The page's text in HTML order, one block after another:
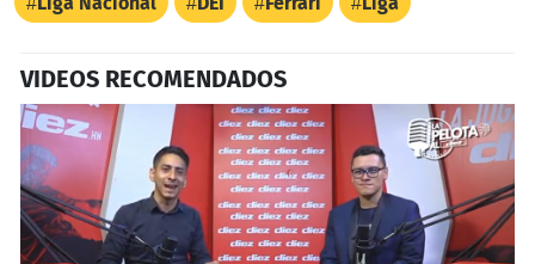
VIDEOS RECOMENDADOS